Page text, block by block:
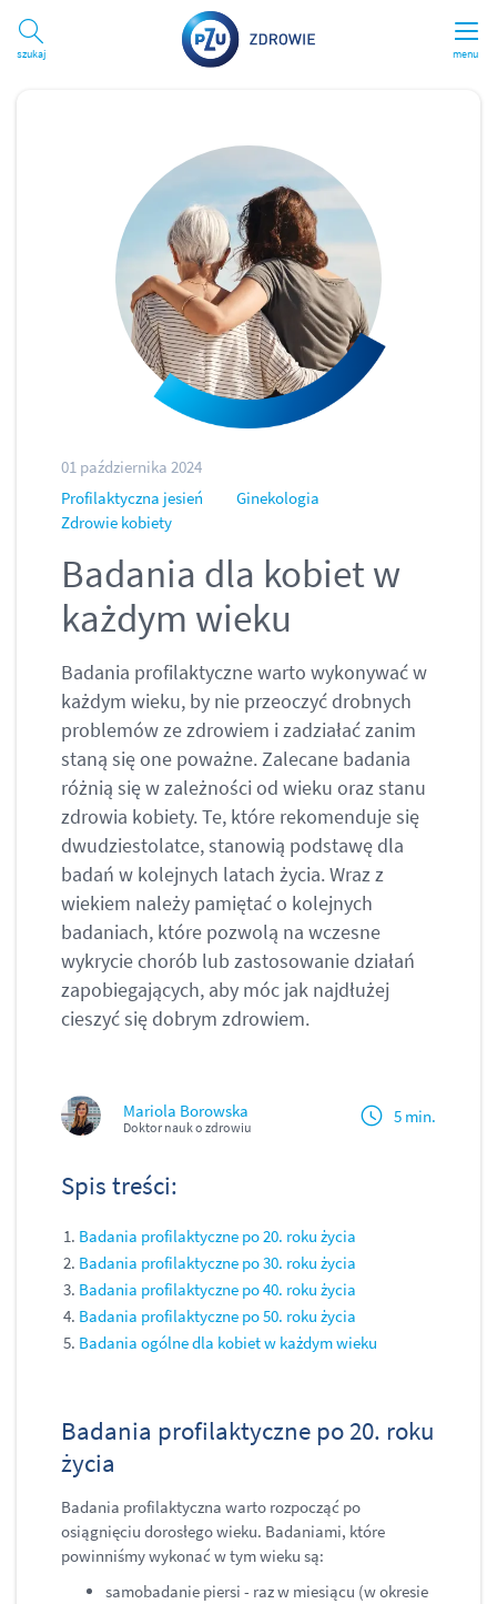
menu
Szukaj
01 października 2024
Profilaktyczna jesień
Ginekologia
Zdrowie kobiety
Badania dla kobiet w
każdym wieku
Mariola Borowska
Doktor nauk o zdrowiu
5 min.
Badania profilaktyczne warto wykonywać w
każdym wieku, by nie przeoczyć drobnych
problemów ze zdrowiem i zadziałać zanim
staną się one poważne. Zalecane badania
różnią się w zależności od wieku oraz stanu
zdrowia kobiety. Te, które rekomenduje się
dwudziestolatce, stanowią podstawę dla
badań w kolejnych latach życia. Wraz z
wiekiem należy pamiętać o kolejnych
badaniach, które pozwolą na wczesne
wykrycie chorób lub zastosowanie działań
zapobiegających, aby móc jak najdłużej
cieszyć się dobrym zdrowiem.
Spis treści:
Badania profilaktyczne po 20. roku życia
Badania profilaktyczne po 30. roku życia
Badania profilaktyczne po 40. roku życia
Badania profilaktyczne po 50. roku życia
Badania ogólne dla kobiet w każdym wieku
Badania profilaktyczne po 20. roku
życia
Badania profilaktyczna warto rozpocząć po
osiągnięciu dorosłego wieku. Badaniami, które
powinniśmy wykonać w tym wieku są:
samobadanie piersi - raz w miesiącu (w okresie